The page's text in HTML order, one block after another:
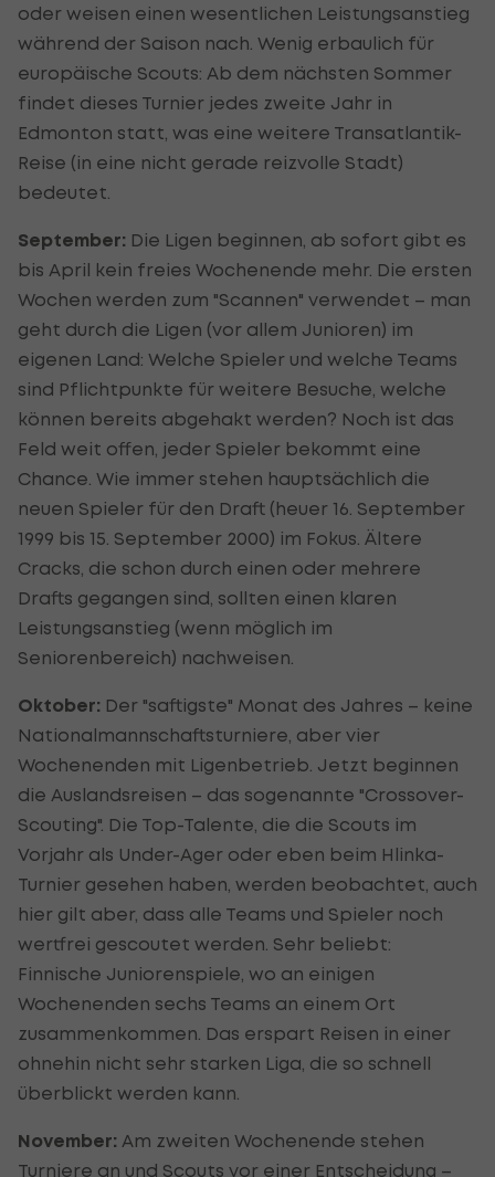
oder weisen einen wesentlichen Leistungsanstieg
während der Saison nach. Wenig erbaulich für
europäische Scouts: Ab dem nächsten Sommer
findet dieses Turnier jedes zweite Jahr in
Edmonton statt, was eine weitere Transatlantik-
Reise (in eine nicht gerade reizvolle Stadt)
bedeutet.
September: Die Ligen beginnen, ab sofort gibt es
bis April kein freies Wochenende mehr. Die ersten
Wochen werden zum "Scannen" verwendet – man
geht durch die Ligen (vor allem Junioren) im
eigenen Land: Welche Spieler und welche Teams
sind Pflichtpunkte für weitere Besuche, welche
können bereits abgehakt werden? Noch ist das
Feld weit offen, jeder Spieler bekommt eine
Chance. Wie immer stehen hauptsächlich die
neuen Spieler für den Draft (heuer 16. September
1999 bis 15. September 2000) im Fokus. Ältere
Cracks, die schon durch einen oder mehrere
Drafts gegangen sind, sollten einen klaren
Leistungsanstieg (wenn möglich im
Seniorenbereich) nachweisen.
Oktober: Der "saftigste" Monat des Jahres – keine
Nationalmannschaftsturniere, aber vier
Wochenenden mit Ligenbetrieb. Jetzt beginnen
die Auslandsreisen – das sogenannte "Crossover-
Scouting". Die Top-Talente, die die Scouts im
Vorjahr als Under-Ager oder eben beim Hlinka-
Turnier gesehen haben, werden beobachtet, auch
hier gilt aber, dass alle Teams und Spieler noch
wertfrei gescoutet werden. Sehr beliebt:
Finnische Juniorenspiele, wo an einigen
Wochenenden sechs Teams an einem Ort
zusammenkommen. Das erspart Reisen in einer
ohnehin nicht sehr starken Liga, die so schnell
überblickt werden kann.
November: Am zweiten Wochenende stehen
Turniere an und Scouts vor einer Entscheidung –